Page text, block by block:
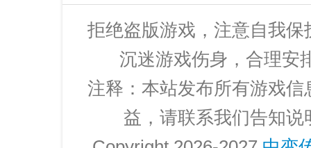
哪个更好
拒绝盗版游戏，注意自我
沉迷游戏伤身，合理安
注释：本站发布所有游戏
益，请联系我们告知